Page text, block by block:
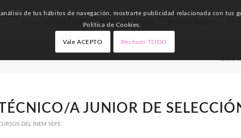
Cursos del INEM SEPE Ofertas de Empleo
Usted
A JUNIOR DE
DEL INEM SEPE
de tus hábitos de navegación, mostrarte publicidad relacionada con tus
Política de Cookies.
Vale ACEPTO Rechazo TODO